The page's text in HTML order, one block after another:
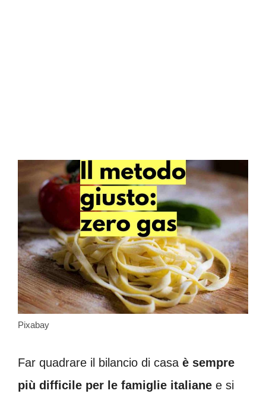
Pixabay
Far quadrare il bilancio di casa è sempre
più difficile per le famiglie italiane e si